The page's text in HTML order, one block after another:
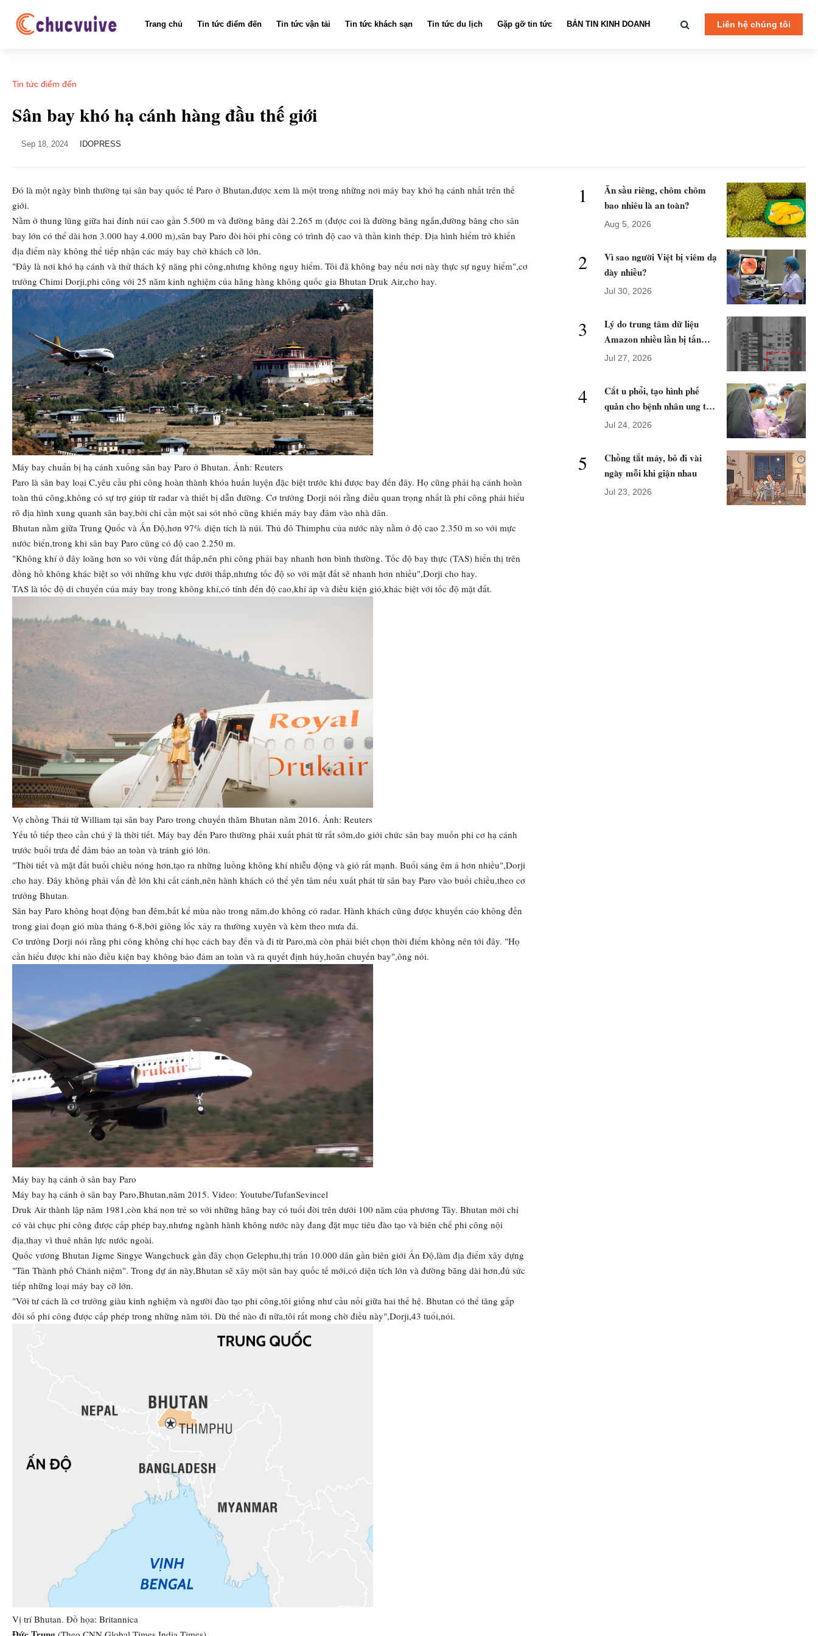
Trang chủ Tin tức điểm đến Tin tức vận tải Tin tức khách sạn Tin tức du lịch Gặp gỡ tin tức BẢN TIN KINH DOANH Liên hệ chúng tôi
Tin tức điểm đến
Sân bay khó hạ cánh hàng đầu thế giới
Sep 18, 2024 IDOPRESS
Đó là một ngày bình thường tại sân bay quốc tế Paro ở Bhutan,được xem là một trong những nơi máy bay khó hạ cánh nhất trên thế
giới.
Nằm ở thung lũng giữa hai đỉnh núi cao gần 5.500 m và đường băng dài 2.265 m (được coi là đường băng ngắn,đường băng cho sân
bay lớn có thể dài hơn 3.000 hay 4.000 m),sân bay Paro đòi hỏi phi công có trình độ cao và thần kinh thép. Địa hình hiểm trở khiến
địa điểm này không thể tiếp nhận các máy bay chở khách cỡ lớn.
"Đây là nơi khó hạ cánh và thử thách kỹ năng phi công,nhưng không nguy hiểm. Tôi đã không bay nếu nơi này thực sự nguy hiểm",cơ
trưởng Chimi Dorji,phi công với 25 năm kinh nghiệm của hãng hàng không quốc gia Bhutan Druk Air,cho hay.
Máy bay chuẩn bị hạ cánh xuống sân bay Paro ở Bhutan. Ảnh: Reuters
Paro là sân bay loại C,yêu cầu phi công hoàn thành khóa huấn luyện đặc biệt trước khi được bay đến đây. Họ cũng phải hạ cánh hoàn
toàn thủ công,không có sự trợ giúp từ radar và thiết bị dẫn đường. Cơ trưởng Dorji nói rằng điều quan trọng nhất là phi công phải hiểu
rõ địa hình xung quanh sân bay,bởi chỉ cần một sai sót nhỏ cũng khiến máy bay đâm vào nhà dân.
Bhutan nằm giữa Trung Quốc và Ấn Độ,hơn 97% diện tích là núi. Thủ đô Thimphu của nước này nằm ở độ cao 2.350 m so với mực
nước biển,trong khi sân bay Paro cũng có độ cao 2.250 m.
"Không khí ở đây loãng hơn so với vùng đất thấp,nên phi công phải bay nhanh hơn bình thường. Tốc độ bay thực (TAS) hiển thị trên
đồng hồ không khác biệt so với những khu vực dưới thấp,nhưng tốc độ so với mặt đất sẽ nhanh hơn nhiều",Dorji cho hay.
TAS là tốc độ di chuyển của máy bay trong không khí,có tính đến độ cao,khí áp và điều kiện gió,khác biệt với tốc độ mặt đất.
Vợ chồng Thái tử William tại sân bay Paro trong chuyến thăm Bhutan năm 2016. Ảnh: Reuters
Yếu tố tiếp theo cần chú ý là thời tiết. Máy bay đến Paro thường phải xuất phát từ rất sớm,do giới chức sân bay muốn phi cơ hạ cánh
trước buổi trưa để đảm bảo an toàn và tránh gió lớn.
"Thời tiết và mặt đất buổi chiều nóng hơn,tạo ra những luồng không khí nhiễu động và gió rất mạnh. Buổi sáng êm ả hơn nhiều",Dorji
cho hay. Đây không phải vấn đề lớn khi cất cánh,nên hành khách có thể yên tâm nếu xuất phát từ sân bay Paro vào buổi chiều,theo cơ
trưởng Bhutan.
Sân bay Paro không hoạt động ban đêm,bất kể mùa nào trong năm,do không có radar. Hành khách cũng được khuyến cáo không đến
trong giai đoạn gió mùa tháng 6-8,bởi giông lốc xảy ra thường xuyên và kèm theo mưa đá.
Cơ trưởng Dorji nói rằng phi công không chỉ học cách bay đến và đi từ Paro,mà còn phải biết chọn thời điểm không nên tới đây. "Họ
cần hiểu được khi nào điều kiện bay không bảo đảm an toàn và ra quyết định hủy,hoãn chuyến bay",ông nói.
Máy bay hạ cánh ở sân bay Paro
Máy bay hạ cánh ở sân bay Paro,Bhutan,năm 2015. Video: Youtube/TufanSevincel
Druk Air thành lập năm 1981,còn khá non trẻ so với những hãng bay có tuổi đời trên dưới 100 năm của phương Tây. Bhutan mới chỉ
có vài chục phi công được cấp phép bay,nhưng ngành hành không nước này đang đặt mục tiêu đào tạo và biên chế phi công nội
địa,thay vì thuê nhân lực nước ngoài.
Quốc vương Bhutan Jigme Singye Wangchuck gần đây chọn Gelephu,thị trấn 10.000 dân gần biên giới Ấn Độ,làm địa điểm xây dựng
"Tân Thành phố Chánh niệm". Trong dự án này,Bhutan sẽ xây một sân bay quốc tế mới,có diện tích lớn và đường băng dài hơn,đủ sức
tiếp những loại máy bay cỡ lớn.
"Với tư cách là cơ trưởng giàu kinh nghiệm và người đào tạo phi công,tôi giống như cầu nối giữa hai thế hệ. Bhutan có thể tăng gấp
đôi số phi công được cấp phép trong những năm tới. Dù thế nào đi nữa,tôi rất mong chờ điều này",Dorji,43 tuổi,nói.
Vị trí Bhutan. Đồ họa: Britannica
1
Ăn sầu riêng, chôm chôm
bao nhiêu là an toàn?
Aug 5, 2026
2
Vì sao người Việt bị viêm dạ
dày nhiều?
Jul 30, 2026
3
Lý do trung tâm dữ liệu
Amazon nhiều lần bị tấn
công
Jul 27, 2026
4
Cắt u phổi, tạo hình phế
quản cho bệnh nhân ung thư
di căn
Jul 24, 2026
5
Chồng tắt máy, bỏ đi vài
ngày mỗi khi giận nhau
Jul 23, 2026